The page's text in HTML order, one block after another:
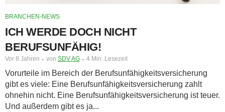
BRANCHEN-NEWS
ICH WERDE DOCH NICHT
BERUFSUNFÄHIG!
Vor 8 Jahren von SDV AG 4 Min. Lesezeit
Vorurteile im Bereich der Berufsunfähigkeitsversicherung
gibt es viele: Eine Berufsunfähigkeitsversicherung zahlt
ohnehin nicht. Eine Berufsunfähigkeitsversicherung ist teuer.
Und außerdem gibt es ja...